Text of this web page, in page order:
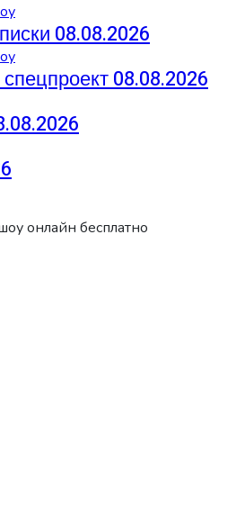
08.08.2026
08.08.2026
онлайн бесплатно